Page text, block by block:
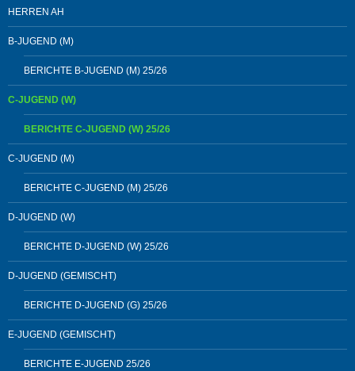
HERREN AH
B-JUGEND (M)
BERICHTE B-JUGEND (M) 25/26
C-JUGEND (W)
BERICHTE C-JUGEND (W) 25/26
C-JUGEND (M)
BERICHTE C-JUGEND (M) 25/26
D-JUGEND (W)
BERICHTE D-JUGEND (W) 25/26
D-JUGEND (GEMISCHT)
BERICHTE D-JUGEND (G) 25/26
E-JUGEND (GEMISCHT)
BERICHTE E-JUGEND 25/26